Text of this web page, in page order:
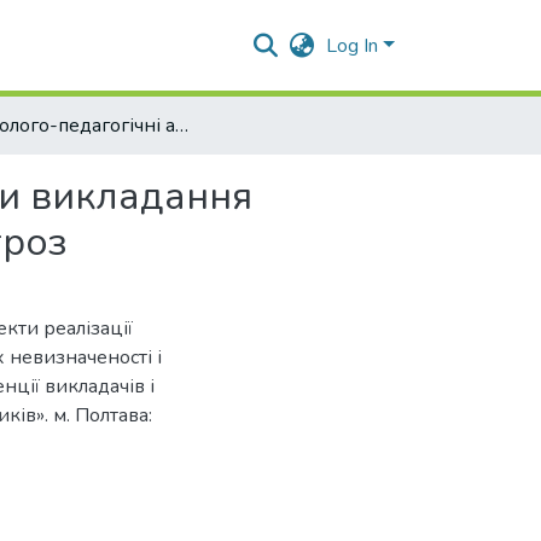
Log In
Психолого-педагогічні аспекти реалізації методики викладання облікових дисциплін в умовах невизначеності і загроз
викладання
реалізації
і
викладачів і
м. Полтава: